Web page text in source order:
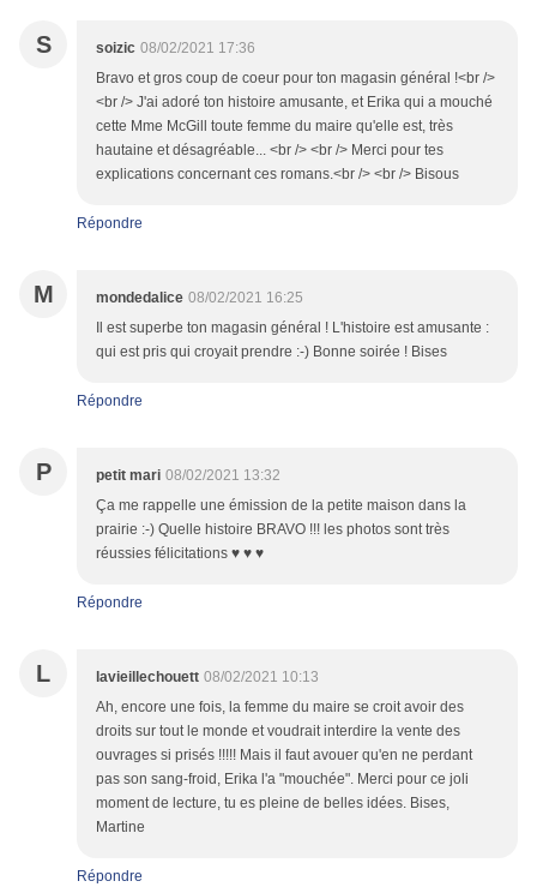
S soizic 08/02/2021 17:36
Bravo et gros coup de coeur pour ton magasin général !<br />
<br /> J'ai adoré ton histoire amusante, et Erika qui a mouché
cette Mme McGill toute femme du maire qu'elle est, très
hautaine et désagréable... <br /> <br /> Merci pour tes
explications concernant ces romans.<br /> <br /> Bisous
Répondre
M mondedalice 08/02/2021 16:25
Il est superbe ton magasin général ! L'histoire est amusante :
qui est pris qui croyait prendre :-) Bonne soirée ! Bises
Répondre
P petit mari 08/02/2021 13:32
Ça me rappelle une émission de la petite maison dans la
prairie :-) Quelle histoire BRAVO !!! les photos sont très
réussies félicitations ♥ ♥ ♥
Répondre
L lavieillechouett 08/02/2021 10:13
Ah, encore une fois, la femme du maire se croit avoir des
droits sur tout le monde et voudrait interdire la vente des
ouvrages si prisés !!!!! Mais il faut avouer qu'en ne perdant
pas son sang-froid, Erika l'a "mouchée". Merci pour ce joli
moment de lecture, tu es pleine de belles idées. Bises,
Martine
Répondre